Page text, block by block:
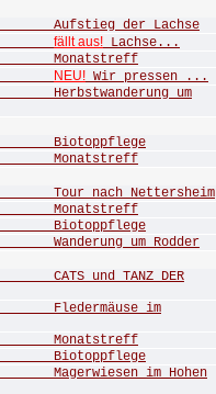
Aufstieg der Lachse
fällt aus! Lachse...
Monatstreff
NEU! Wir pressen ...
Herbstwanderung um
Biotoppflege
Monatstreff
Tour nach Nettersheim
Monatstreff
Biotoppflege
um Rodder
und TANZ DER
Fledermäuse im
Monatstreff
Biotoppflege
im Hohen